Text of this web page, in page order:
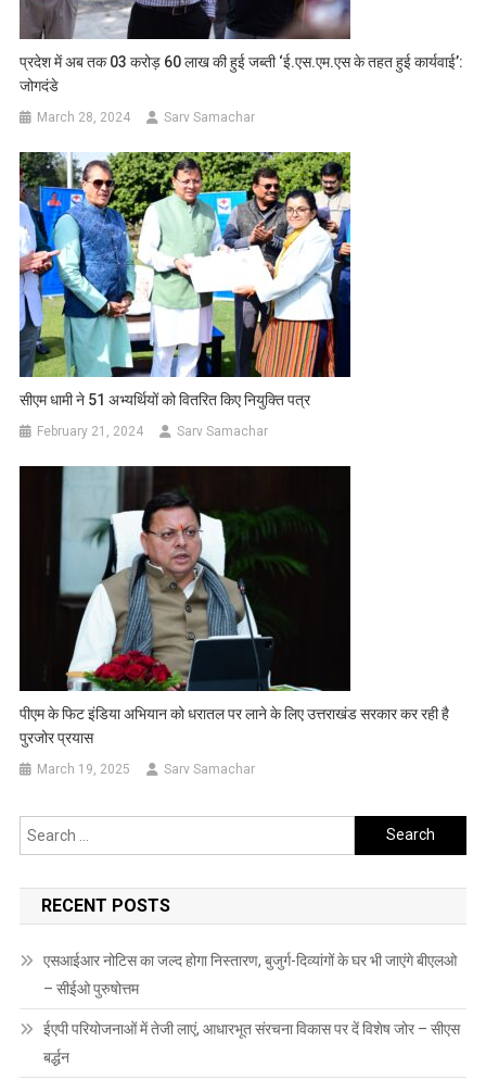
प्रदेश में अब तक 03 करोड़ 60 लाख की हुई जब्ती ‘ई.एस.एम.एस के तहत हुई कार्यवाई’:
जोगदंडे
March 28, 2024 Sarv Samachar
सीएम धामी ने 51 अभ्यर्थियों को वितरित किए नियुक्ति पत्र
February 21, 2024 Sarv Samachar
पीएम के फिट इंडिया अभियान को धरातल पर लाने के लिए उत्तराखंड सरकार कर रही है
पुरजोर प्रयास
March 19, 2025 Sarv Samachar
Search
for:
RECENT POSTS
एसआईआर नोटिस का जल्द होगा निस्तारण, बुजुर्ग-दिव्यांगों के घर भी जाएंगे बीएलओ
– सीईओ पुरुषोत्तम
ईएपी परियोजनाओं में तेजी लाएं, आधारभूत संरचना विकास पर दें विशेष जोर – सीएस
बर्द्धन